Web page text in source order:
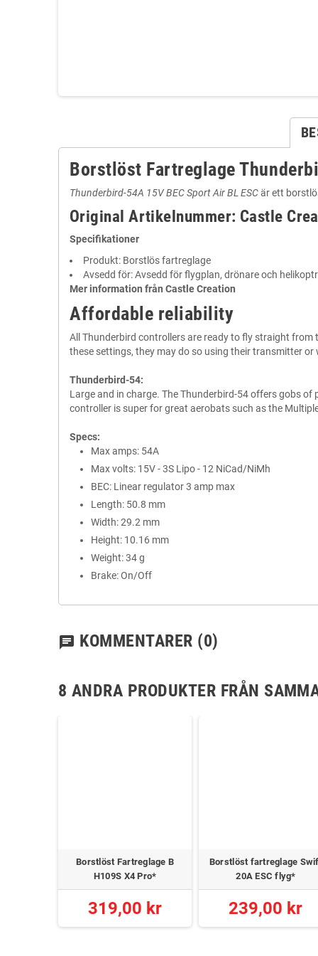
Borstlöst Fartreglage
Thunderbird-54A 15V BEC Sport Air BL ESCär ett
Original Artikelnummer: Castle
Specifikationer
Produkt: Borstlös fartreglage
Avsedd för: Avsedd för flygplan, drönare och
Mer information från Castle Creation
Affordable reliability
All Thunderbird controllers are ready to fly straight from
these settings, they may do so using their transmitter or
Thunderbird-54:
Large and in charge. The Thunderbird-54 offers gobs
controller is super for great aerobats such as the
Specs:
Max amps: 54A
Max volts: 15V - 3S Lipo - 12 NiCad/NiMh
BEC: Linear regulator 3 amp max
Length: 50.8 mm
Width: 29.2 mm
Height: 10.16 mm
Weight: 34 g
Brake: On/Off
chat KOMMENTARER (0)
8 ANDRA PRODUKTER FRÅN
Borstlöst Fartreglage B
H109S X4 Pro*
319,00 kr
Borstlöst fartreglage
20A ESC flyg*
239,00 kr